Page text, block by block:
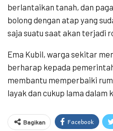
berlantaikan tanah, dan
bolong dengan atap yang
saja suatu saat akan terjadi
Ema Kubil, warga sekitar
berharap kepada
membantu memperbaiki
layak dan cukup lama dalam
Bagikan Facebook